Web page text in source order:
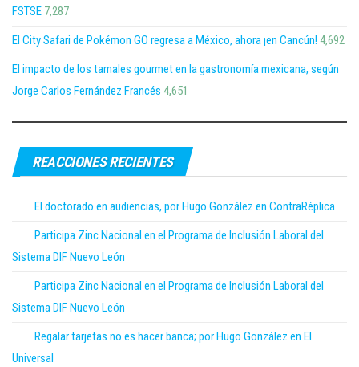
FSTSE 7,287
El City Safari de Pokémon GO regresa a México, ahora ¡en Cancún! 4,692
El impacto de los tamales gourmet en la gastronomía mexicana, según
Jorge Carlos Fernández Francés 4,651
REACCIONES RECIENTES
El doctorado en audiencias, por Hugo González en ContraRéplica
Participa Zinc Nacional en el Programa de Inclusión Laboral del
Sistema DIF Nuevo León
Participa Zinc Nacional en el Programa de Inclusión Laboral del
Sistema DIF Nuevo León
Regalar tarjetas no es hacer banca; por Hugo González en El
Universal